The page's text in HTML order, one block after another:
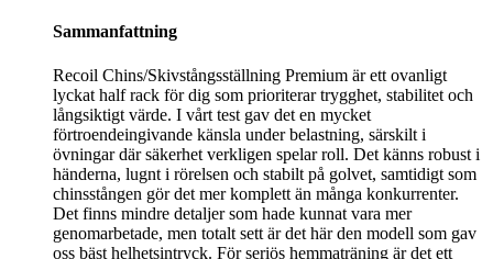
Sammanfattning
Recoil Chins/Skivstångsställning Premium är ett ovanligt
lyckat half rack för dig som prioriterar trygghet, stabilitet och
långsiktigt värde. I vårt test gav det en mycket
förtroendeingivande känsla under belastning, särskilt i
övningar där säkerhet verkligen spelar roll. Det känns robust i
händerna, lugnt i rörelsen och stabilt på golvet, samtidigt som
chinsstången gör det mer komplett än många konkurrenter.
Det finns mindre detaljer som hade kunnat vara mer
genomarbetade, men totalt sett är det här den modell som gav
oss bäst helhetsintryck. För seriös hemmaträning är det ett